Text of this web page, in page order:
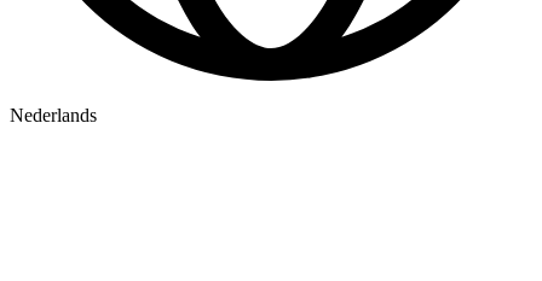
Nederlands